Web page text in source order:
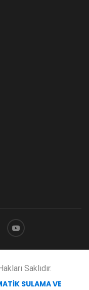
Saklıdır.
SULAMA VE